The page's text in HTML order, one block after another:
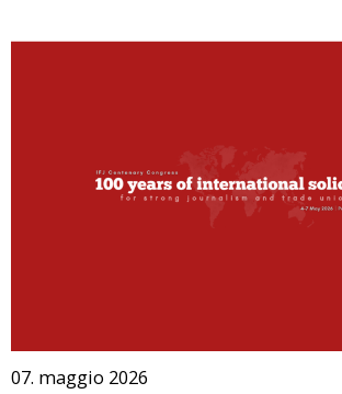
07. maggio 2026